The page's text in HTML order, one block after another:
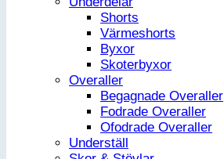
Shorts
Värmeshorts
Byxor
Skoterbyxor
Overaller
Begagnade Overaller
Fodrade Overaller
Ofodrade Overaller
Underställ